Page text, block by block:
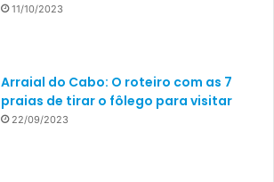
11/10/2023
Arraial do Cabo: O roteiro com as 7
praias de tirar o fôlego para visitar
22/09/2023